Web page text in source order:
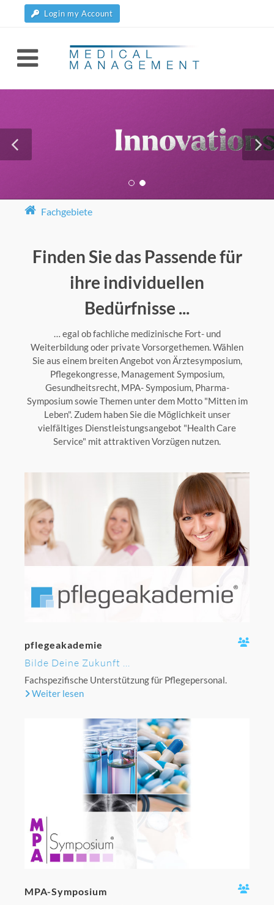
Login my Account
Fachgebiete
Finden Sie das Passende für
ihre individuellen
Bedürfnisse ...
… egal ob fachliche medizinische Fort- und
Weiterbildung oder private Vorsorgethemen. Wählen
Sie aus einem breiten Angebot von Ärztesymposium,
Pflegekongresse, Management Symposium,
Gesundheitsrecht, MPA- Symposium, Pharma-
Symposium sowie Themen unter dem Motto "Mitten im
Leben". Zudem haben Sie die Möglichkeit unser
vielfältiges Dienstleistungsangebot "Health Care
Service" mit attraktiven Vorzügen nutzen.
pflegeakademie
Bilde Deine Zukunft ...
Fachspezifische Unterstützung für Pflegepersonal.
Weiter lesen
MPA-Symposium